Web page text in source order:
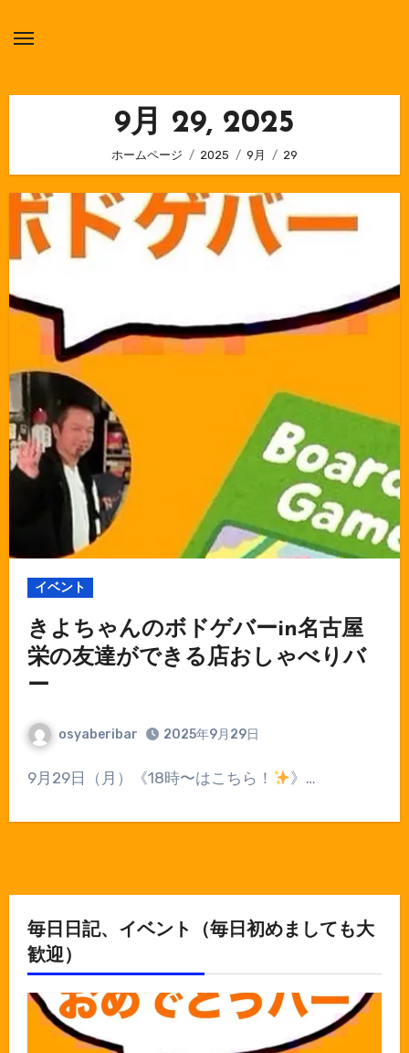
9月 29, 2025
ホームページ 2025 9月 29
イベント
きよちゃんのボドゲバーin名古屋
栄の友達ができる店おしゃべりバ
ー
osyaberibar 2025年9月29日
9月29日（月）《18時〜はこちら！ 》…
毎日日記、イベント（毎日初めましても大
歓迎）